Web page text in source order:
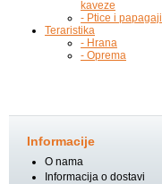
kaveze
- Ptice i papagaji
Teraristika
- Hrana
- Oprema
Informacije
O nama
Informacija o dostavi